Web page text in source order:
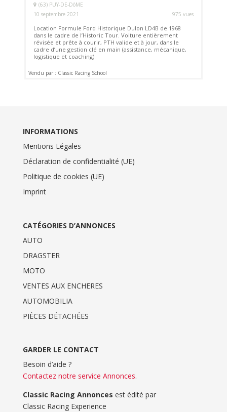
(63) PUY-DE-DôME
10 septembre 2021
975 vues
Location Formule Ford Historique Dulon LD4B de 1968
dans le cadre de l’Historic Tour. Voiture entièrement
révisée et prête à courir, PTH valide et à jour, dans le
cadre d’une gestion clé en main (assistance, mécanique,
logistique et coaching).
Vendu par : Classic Racing School
INFORMATIONS
Mentions Légales
Déclaration de confidentialité (UE)
Politique de cookies (UE)
Imprint
CATÉGORIES D’ANNONCES
AUTO
DRAGSTER
MOTO
VENTES AUX ENCHERES
AUTOMOBILIA
PIÈCES DÉTACHÉES
GARDER LE CONTACT
Besoin d’aide ?
Contactez notre service Annonces.
Classic Racing Annonces est édité par
Classic Racing Experience